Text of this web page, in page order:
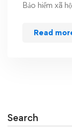
Bảo hiểm xã
Read
Search